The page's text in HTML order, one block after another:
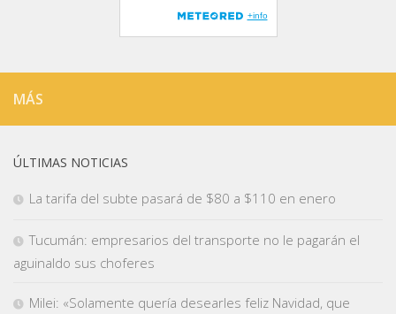
MÁS
ÚLTIMAS NOTICIAS
La tarifa del subte pasará de $80 a $110 en enero
Tucumán: empresarios del transporte no le pagarán el
aguinaldo sus choferes
Milei: «Solamente quería desearles feliz Navidad, que